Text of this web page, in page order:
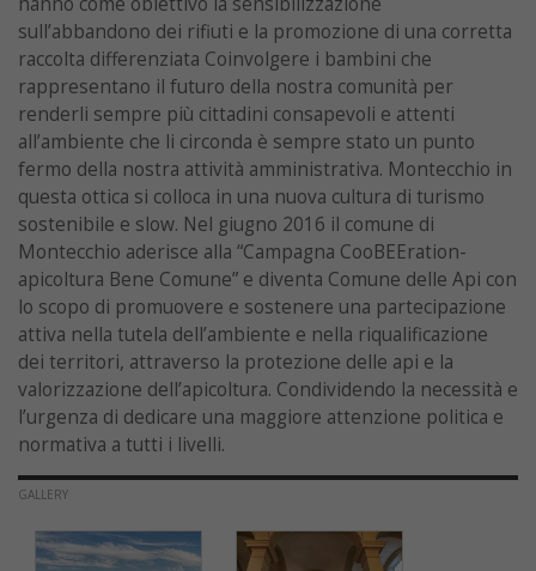
sull’abbandono dei rifiuti e la promozione di una corretta
raccolta differenziata Coinvolgere i bambini che
rappresentano il futuro della nostra comunità per
renderli sempre più cittadini consapevoli e attenti
all’ambiente che li circonda è sempre stato un punto
fermo della nostra attività amministrativa. Montecchio in
questa ottica si colloca in una nuova cultura di turismo
sostenibile e slow. Nel giugno 2016 il comune di
Montecchio aderisce alla “Campagna CooBEEration-
apicoltura Bene Comune” e diventa Comune delle Api con
lo scopo di promuovere e sostenere una partecipazione
attiva nella tutela dell’ambiente e nella riqualificazione
dei territori, attraverso la protezione delle api e la
valorizzazione dell’apicoltura. Condividendo la necessità e
l’urgenza di dedicare una maggiore attenzione politica e
normativa a tutti i livelli.
GALLERY